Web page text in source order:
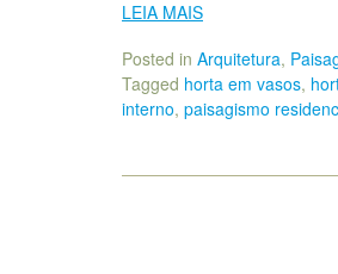
LEIA MAIS
Posted in Arquitetura,
Tagged horta em vasos,
interno, paisagismo